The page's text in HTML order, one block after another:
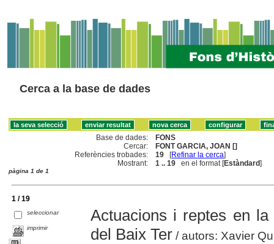
Cerca a la base de dades
Base de dades:
FONS
Cercar:
FONT GARCIA, JOAN []
Referències trobades:
19 [Refinar la cerca]
Mostrant:
1 .. 19 en el format [Estàndard]
pàgina 1 de 1
1 / 19
seleccionar
imprimir
Actuacions i reptes en
del Baix Ter/ autors: Xavier